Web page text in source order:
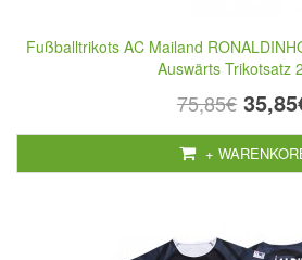
Fußballtrikots AC Mailand
Auswärts Trikotsatz
75,85€
+